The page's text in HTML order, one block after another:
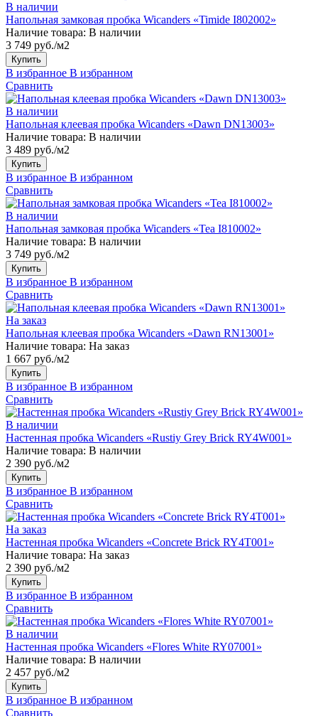
В наличии
Напольная замковая пробка Wicanders «Timide I802002»
Наличие товара: В наличии
3 749 руб./м2
Купить
В избранное В избранном
Сравнить
В наличии
Напольная клеевая пробка Wicanders «Dawn DN13003»
Наличие товара: В наличии
3 489 руб./м2
Купить
В избранное В избранном
Сравнить
В наличии
Напольная замковая пробка Wicanders «Tea I810002»
Наличие товара: В наличии
3 749 руб./м2
Купить
В избранное В избранном
Сравнить
На заказ
Напольная клеевая пробка Wicanders «Dawn RN13001»
Наличие товара: На заказ
1 667 руб./м2
Купить
В избранное В избранном
Сравнить
В наличии
Настенная пробка Wicanders «Rustiy Grey Brick RY4W001»
Наличие товара: В наличии
2 390 руб./м2
Купить
В избранное В избранном
Сравнить
На заказ
Настенная пробка Wicanders «Concrete Brick RY4T001»
Наличие товара: На заказ
2 390 руб./м2
Купить
В избранное В избранном
Сравнить
В наличии
Настенная пробка Wicanders «Flores White RY07001»
Наличие товара: В наличии
2 457 руб./м2
Купить
В избранное В избранном
Сравнить